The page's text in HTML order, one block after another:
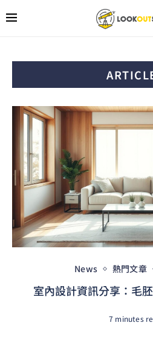
News 熱門文章
室內設計資訊分享：毛
7 minutes